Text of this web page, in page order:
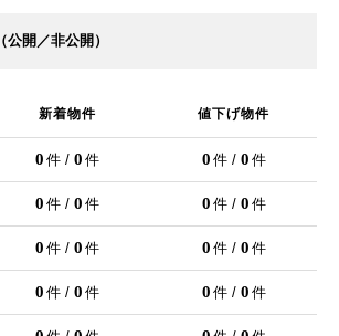
（公開／非公開）
新着物件 値下げ物件
0 件 / 0 件 0 件 / 0 件
0 件 / 0 件 0 件 / 0 件
0 件 / 0 件 0 件 / 0 件
0 件 / 0 件 0 件 / 0 件